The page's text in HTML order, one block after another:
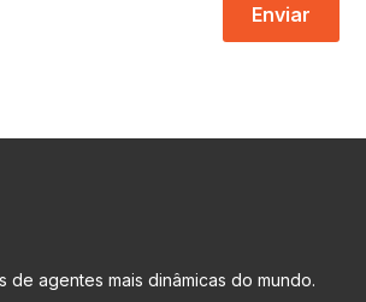
Enviar
de agentes mais dinâmicas do mundo.